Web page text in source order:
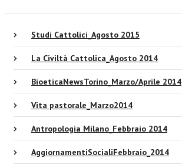
Studi Cattolici_Agosto 2015
La Civiltà Cattolica_Agosto 2014
BioeticaNewsTorino_Marzo/Aprile 2014
Vita pastorale_Marzo2014
Antropologia Milano_Febbraio 2014
AggiornamentiSocialiFebbraio_2014